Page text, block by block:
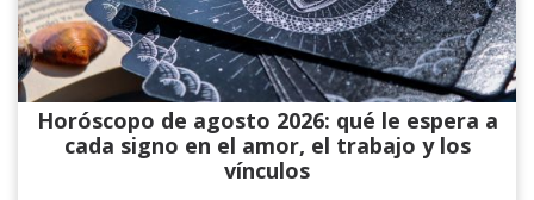
Horóscopo de agosto 2026: qué le espera a
cada signo en el amor, el trabajo y los
vínculos